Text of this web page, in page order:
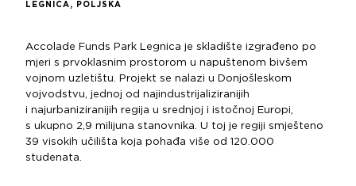
LEGNICA, POLJSKA
Accolade Funds Park Legnica je skladište izgrađeno po
mjeri s prvoklasnim prostorom u napuštenom bivšem
vojnom uzletištu. Projekt se nalazi u Donjošleskom
vojvodstvu, jednoj od najindustrijaliziranijih
i najurbaniziranijih regija u srednjoj i istočnoj Europi,
s ukupno 2,9 milijuna stanovnika. U toj je regiji smješteno
39 visokih učilišta koja pohađa više od 120.000
studenata.